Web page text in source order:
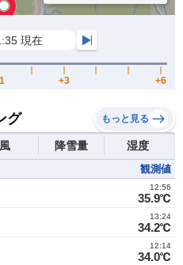
グ もっと見る
風 降雪量 湿度
観測値
35.9℃
12:56
34.2℃
13:24
34.0℃
12:14